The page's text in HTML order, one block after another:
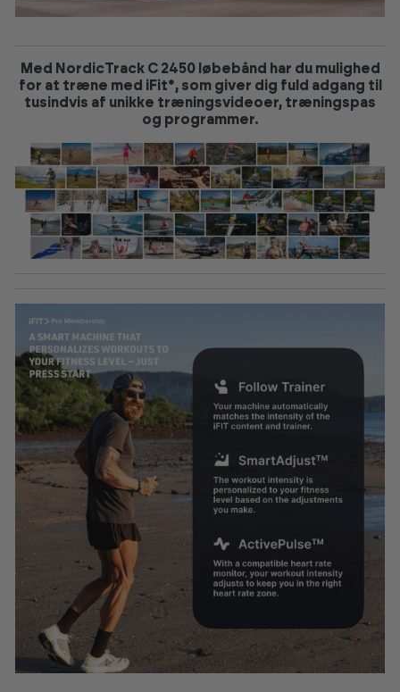
Med NordicTrack C 2450 løbebånd har du mulighed
for at træne med iFit*, som giver dig fuld adgang til
tusindvis af unikke træningsvideoer, træningspas
og programmer.